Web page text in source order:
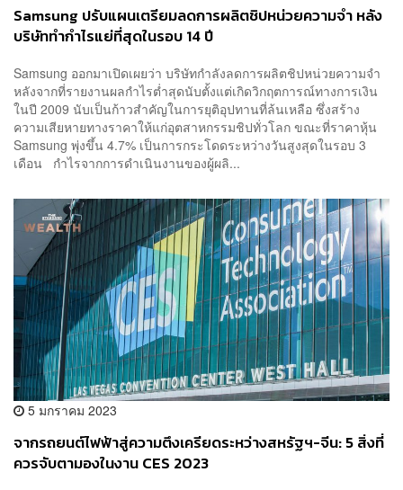
Samsung ปรับแผนเตรียมลดการผลิตชิปหน่วยความจำ หลัง
บริษัททำกำไรแย่ที่สุดในรอบ 14 ปี
Samsung ออกมาเปิดเผยว่า บริษัทกำลังลดการผลิตชิปหน่วยความจำ
หลังจากที่รายงานผลกำไรตํ่าสุดนับตั้งแต่เกิดวิกฤตการณ์ทางการเงิน
ในปี 2009 นับเป็นก้าวสำคัญในการยุติอุปทานที่ล้นเหลือ ซึ่งสร้าง
ความเสียหายทางราคาให้แก่อุตสาหกรรมชิปทั่วโลก ขณะที่ราคาหุ้น
Samsung พุ่งขึ้น 4.7% เป็นการกระโดดระหว่างวันสูงสุดในรอบ 3
เดือน กำไรจากการดำเนินงานของผู้ผลิ...
5 มกราคม 2023
จากรถยนต์ไฟฟ้าสู่ความตึงเครียดระหว่างสหรัฐฯ-จีน: 5 สิ่งที่
ควรจับตามองในงาน CES 2023